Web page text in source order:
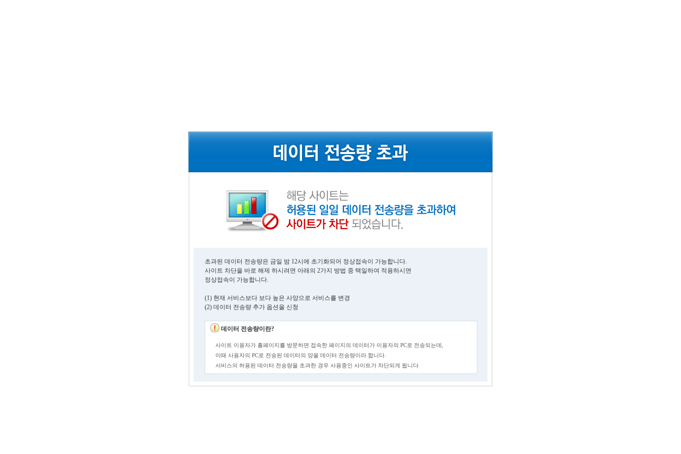
초과된 데이터 전송량은 금일 밤 12시에 초기화되어 정상접속이 가능합니다.
사이트 차단을 바로 해제 하시려면 아래의 2가지 방법 중 택일하여 적용하시면
정상접속이 가능합니다.
(1) 현재 서비스보다 보다 높은 사양으로 서비스를 변경
(2) 데이터 전송량 추가 옵션을 신청
데이터 전송량이란?
사이트 이용자가 홈페이지를 방문하면 접속한 페이지의 데이터가 이용자의 PC로 전송되는데,
이때 사용자의 PC로 전송된 데이터의 양을 데이터 전송량이라 합니다.
서비스의 허용된 데이터 전송량을 초과한 경우 사용중인 사이트가 차단되게 됩니다